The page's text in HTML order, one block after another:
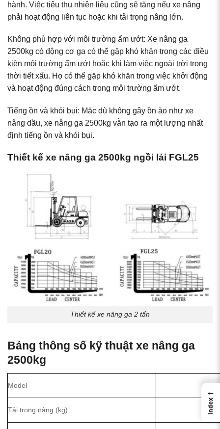
hành. Việc tiêu thụ nhiên liệu cũng sẽ tăng nếu xe nâng
phải hoạt động liên tục hoặc khi tải trọng nâng lớn.
Không phù hợp với môi trường ẩm ướt: Xe nâng ga
2500kg có động cơ ga có thể gặp khó khăn trong các điều
kiện môi trường ẩm ướt hoặc khi làm việc ngoài trời trong
thời tiết xấu. Họ có thể gặp khó khăn trong việc khởi động
và hoạt động đúng cách trong môi trường ẩm ướt.
Tiếng ồn và khói bụi: Mặc dù không gây ồn ào như xe
nâng dầu, xe nâng ga 2500kg vẫn tạo ra một lượng nhất
định tiếng ồn và khói bụi.
Thiết kế xe nâng ga 2500kg ngồi lái FGL25
Thiết kế xe nâng ga 2 tấn
Bảng thông số kỹ thuật xe nâng ga
2500kg
Model
Tải trọng nâng (kg)
←
Index